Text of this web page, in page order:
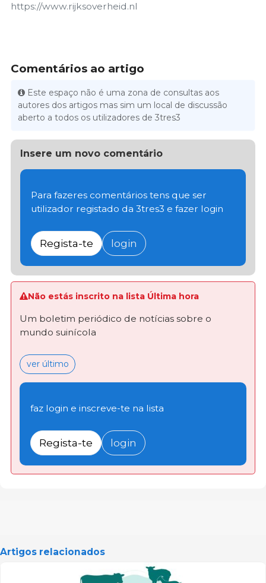
https://www.rijksoverheid.nl
Comentários ao artigo
Este espaço não é uma zona de consultas aos
autores dos artigos mas sim um local de discussão
aberto a todos os utilizadores de 3tres3
Insere um novo comentário
Para fazeres comentários tens que ser
utilizador registado da 3tres3 e fazer login
Regista-te login
Não estás inscrito na lista Última hora
Um boletim periódico de notícias sobre o
mundo suinícola
ver último
faz login e inscreve-te na lista
Regista-te login
Artigos relacionados